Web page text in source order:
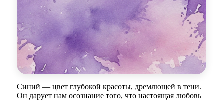
Синий — цвет глубокой красоты, дремлющей в тени.
Он дарует нам осознание того, что настоящая любовь